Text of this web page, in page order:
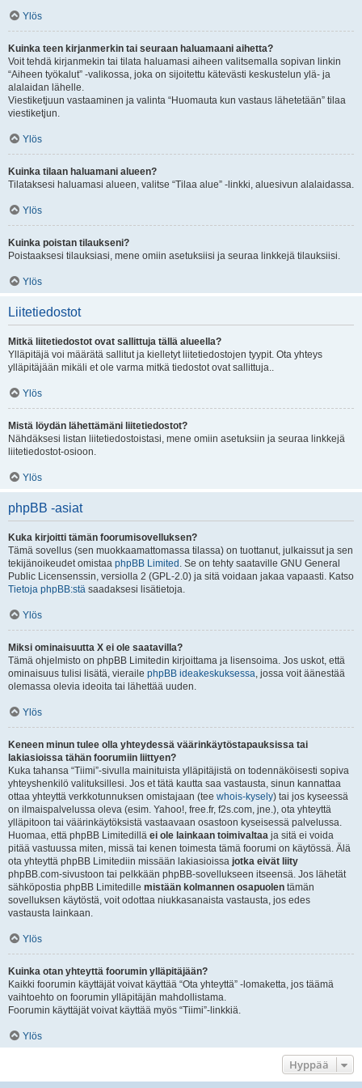
Ylös
Kuinka teen kirjanmerkin tai seuraan haluamaani aihetta?
Voit tehdä kirjanmekin tai tilata haluamasi aiheen valitsemalla sopivan linkin
“Aiheen työkalut” -valikossa, joka on sijoitettu kätevästi keskustelun ylä- ja
alalaidan lähelle.
Viestiketjuun vastaaminen ja valinta “Huomauta kun vastaus lähetetään” tilaa
viestiketjun.
Ylös
Kuinka tilaan haluamani alueen?
Tilataksesi haluamasi alueen, valitse “Tilaa alue” -linkki, aluesivun alalaidassa.
Ylös
Kuinka poistan tilaukseni?
Poistaaksesi tilauksiasi, mene omiin asetuksiisi ja seuraa linkkejä tilauksiisi.
Ylös
Liitetiedostot
Mitkä liitetiedostot ovat sallittuja tällä alueella?
Ylläpitäjä voi määrätä sallitut ja kielletyt liitetiedostojen tyypit. Ota yhteys
ylläpitäjään mikäli et ole varma mitkä tiedostot ovat sallittuja..
Ylös
Mistä löydän lähettämäni liitetiedostot?
Nähdäksesi listan liitetiedostoistasi, mene omiin asetuksiin ja seuraa linkkejä
liitetiedostot-osioon.
Ylös
phpBB -asiat
Kuka kirjoitti tämän foorumisovelluksen?
Tämä sovellus (sen muokkaamattomassa tilassa) on tuottanut, julkaissut ja sen
tekijänoikeudet omistaa phpBB Limited . Se on tehty saataville GNU General
Public Licensenssin, versiolla 2 (GPL-2.0) ja sitä voidaan jakaa vapaasti. Katso
Tietoja phpBB:stä saadaksesi lisätietoja.
Ylös
Miksi ominaisuutta X ei ole saatavilla?
Tämä ohjelmisto on phpBB Limitedin kirjoittama ja lisensoima. Jos uskot, että
ominaisuus tulisi lisätä, vieraile phpBB ideakeskuksessa, jossa voit äänestää
olemassa olevia ideoita tai lähettää uuden.
Ylös
Keneen minun tulee olla yhteydessä väärinkäytöstapauksissa tai
lakiasioissa tähän foorumiin liittyen?
Kuka tahansa “Tiimi”-sivulla mainituista ylläpitäjistä on todennäköisesti sopiva
yhteyshenkilö valituksillesi. Jos et tätä kautta saa vastausta, sinun kannattaa
ottaa yhteyttä verkkotunnuksen omistajaan (tee whois-kysely) tai jos kyseessä
on ilmaispalvelussa oleva (esim. Yahoo!, free.fr, f2s.com, jne.), ota yhteyttä
ylläpitoon tai väärinkäytöksistä vastaavaan osastoon kyseisessä palvelussa.
Huomaa, että phpBB Limitedillä ei ole lainkaan toimivaltaa ja sitä ei voida
pitää vastuussa miten, missä tai kenen toimesta tämä foorumi on käytössä. Älä
ota yhteyttä phpBB Limitediin missään lakiasioissa jotka eivät liity
phpBB.com-sivustoon tai pelkkään phpBB-sovellukseen itseensä. Jos lähetät
sähköpostia phpBB Limitedille mistään kolmannen osapuolen tämän
sovelluksen käytöstä, voit odottaa niukkasanaista vastausta, jos edes
vastausta lainkaan.
Ylös
Kuinka otan yhteyttä foorumin ylläpitäjään?
Kaikki foorumin käyttäjät voivat käyttää “Ota yhteyttä” -lomaketta, jos täämä
vaihtoehto on foorumin ylläpitäjän mahdollistama.
Foorumin käyttäjät voivat käyttää myös “Tiimi”-linkkiä.
Ylös
Hyppää